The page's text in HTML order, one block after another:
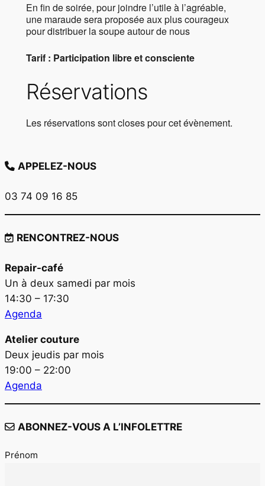
En fin de soirée, pour joindre l’utile à l’agréable,
une maraude sera proposée aux plus courageux
pour distribuer la soupe autour de nous
Tarif : Participation libre et consciente
Réservations
Les réservations sont closes pour cet évènement.
APPELEZ-NOUS
03 74 09 16 85
RENCONTREZ-NOUS
Repair-café
Un à deux samedi par mois
14:30 – 17:30
Agenda
Atelier couture
Deux jeudis par mois
19:00 – 22:00
Agenda
ABONNEZ-VOUS A L’INFOLETTRE
Prénom